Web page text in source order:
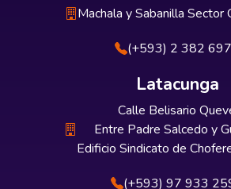
Machala y Sabanilla Sector
(+593) 2 382
Latacunga
Calle Belisario
Entre Padre Salcedo y
Edificio Sindicato de
(+593) 97 933